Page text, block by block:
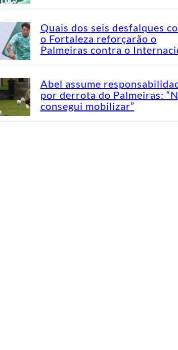
Quais dos seis desfalques
o Fortaleza reforçarão o
Palmeiras contra o
Abel assume
por derrota do Palmeiras:
consegui mobilizar”